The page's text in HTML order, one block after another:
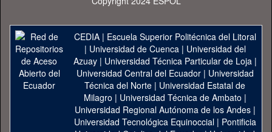
CEDIA| Escuela Superior Politécnica del Litoral
| Universidad de Cuenca| Universidad del
Azuay| Universidad Técnica Particular de Loja|
Universidad Central del Ecuador| Universidad
Técnica del Norte | Universidad Estatal de
Milagro | Universidad Técnica de Ambato |
Universidad Regional Autónoma de los Andes|
Universidad Tecnológica Equinoccial| Pontificia